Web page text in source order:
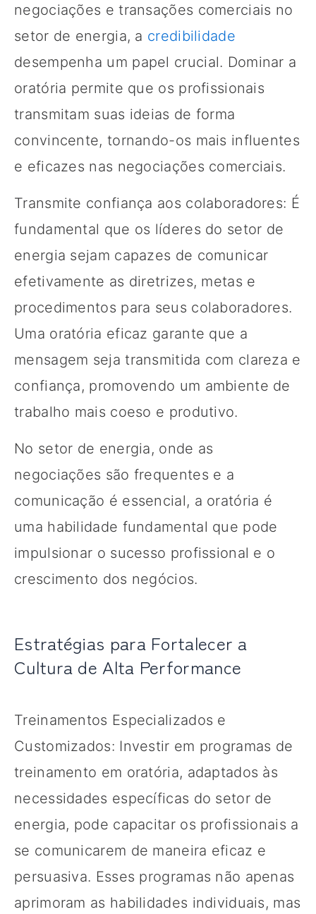
negociações e transações comerciais no
setor de energia, a credibilidade
desempenha um papel crucial. Dominar a
oratória permite que os profissionais
transmitam suas ideias de forma
convincente, tornando-os mais influentes
e eficazes nas negociações comerciais.
Transmite confiança aos colaboradores: É
fundamental que os líderes do setor de
energia sejam capazes de comunicar
efetivamente as diretrizes, metas e
procedimentos para seus colaboradores.
Uma oratória eficaz garante que a
mensagem seja transmitida com clareza e
confiança, promovendo um ambiente de
trabalho mais coeso e produtivo.
No setor de energia, onde as
negociações são frequentes e a
comunicação é essencial, a oratória é
uma habilidade fundamental que pode
impulsionar o sucesso profissional e o
crescimento dos negócios.
Estratégias para Fortalecer a
Cultura de Alta Performance
Treinamentos Especializados e
Customizados: Investir em programas de
treinamento em oratória, adaptados às
necessidades específicas do setor de
energia, pode capacitar os profissionais a
se comunicarem de maneira eficaz e
persuasiva. Esses programas não apenas
aprimoram as habilidades individuais, mas